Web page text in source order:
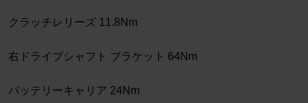
クラッチレリーズ 11.8Nm
右ドライブシャフト ブラケット 64Nm
バッテリーキャリア 24Nm